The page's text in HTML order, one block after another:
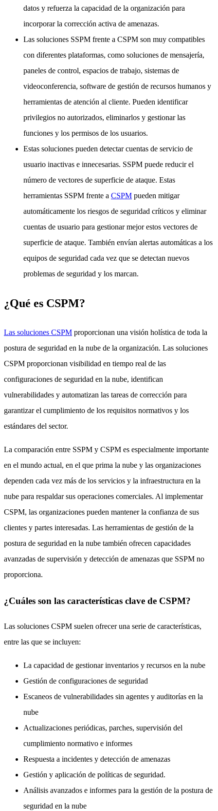
datos y refuerza la capacidad de la organización para
incorporar la corrección activa de amenazas.
Las soluciones SSPM frente a CSPM son muy compatibles
con diferentes plataformas, como soluciones de mensajería,
paneles de control, espacios de trabajo, sistemas de
videoconferencia, software de gestión de recursos humanos y
herramientas de atención al cliente. Pueden identificar
privilegios no autorizados, eliminarlos y gestionar las
funciones y los permisos de los usuarios.
Estas soluciones pueden detectar cuentas de servicio de
usuario inactivas e innecesarias. SSPM puede reducir el
número de vectores de superficie de ataque. Estas
herramientas SSPM frente a CSPM pueden mitigar
automáticamente los riesgos de seguridad críticos y eliminar
cuentas de usuario para gestionar mejor estos vectores de
superficie de ataque. También envían alertas automáticas a los
equipos de seguridad cada vez que se detectan nuevos
problemas de seguridad y los marcan.
¿Qué es CSPM?
Las soluciones CSPM proporcionan una visión holística de toda la
postura de seguridad en la nube de la organización. Las soluciones
CSPM proporcionan visibilidad en tiempo real de las
configuraciones de seguridad en la nube, identifican
vulnerabilidades y automatizan las tareas de corrección para
garantizar el cumplimiento de los requisitos normativos y los
estándares del sector.
La comparación entre SSPM y CSPM es especialmente importante
en el mundo actual, en el que prima la nube y las organizaciones
dependen cada vez más de los servicios y la infraestructura en la
nube para respaldar sus operaciones comerciales. Al implementar
CSPM, las organizaciones pueden mantener la confianza de sus
clientes y partes interesadas. Las herramientas de gestión de la
postura de seguridad en la nube también ofrecen capacidades
avanzadas de supervisión y detección de amenazas que SSPM no
proporciona.
¿Cuáles son las características clave de CSPM?
Las soluciones CSPM suelen ofrecer una serie de características,
entre las que se incluyen:
La capacidad de gestionar inventarios y recursos en la nube
Gestión de configuraciones de seguridad
Escaneos de vulnerabilidades sin agentes y auditorías en la
nube
Actualizaciones periódicas, parches, supervisión del
cumplimiento normativo e informes
Respuesta a incidentes y detección de amenazas
Gestión y aplicación de políticas de seguridad.
Análisis avanzados e informes para la gestión de la postura de
seguridad en la nube